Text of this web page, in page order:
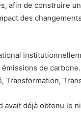
afin de construire
des
de
Transformation,
avait déjà obtenu le